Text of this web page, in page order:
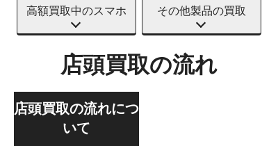
高額買取中のスマホ その他製品の買取
店頭買取の流れ
店頭買取の流れにつ
いて